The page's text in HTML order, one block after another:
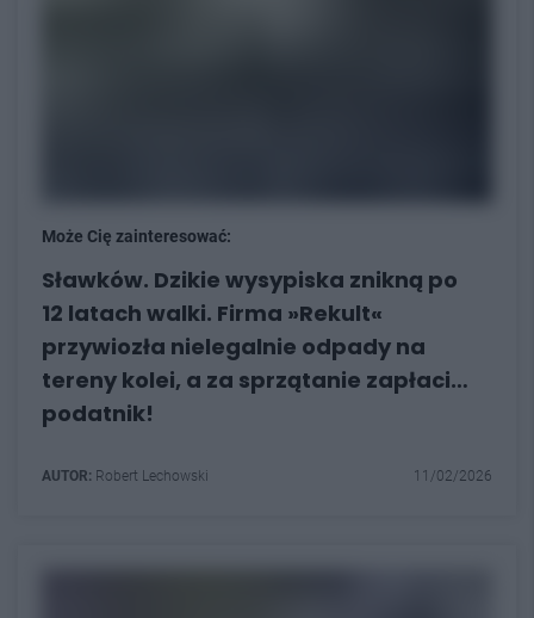
Może Cię zainteresować:
Sławków. Dzikie wysypiska znikną po
12 latach walki. Firma »Rekult«
przywiozła nielegalnie odpady na
tereny kolei, a za sprzątanie zapłaci…
podatnik!
AUTOR: Robert Lechowski 11/02/2026